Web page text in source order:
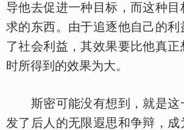
导他去促进一种目标，而这种目
求的东西。由于追逐他自己的
了社会利益，其效果要比他真正
时所得到的效果为大。
斯密可能没有想到，就是这
发了后人的无限遐思和争辩，成